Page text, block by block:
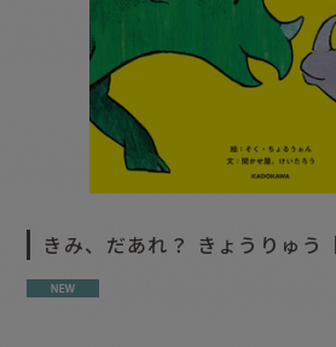
きみ、だあれ？ きょうりゅう